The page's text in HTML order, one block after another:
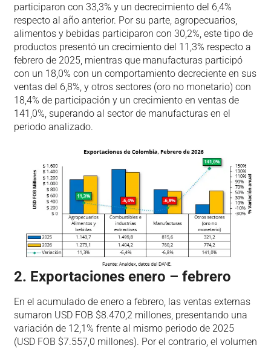
participaron con 33,3% y un decrecimiento del 6,4%
respecto al año anterior. Por su parte, agropecuarios,
alimentos y bebidas participaron con 30,2%, este tipo de
productos presentó un crecimiento del 11,3% respecto a
febrero de 2025, mientras que manufacturas participó
con un 18,0% con un comportamiento decreciente en sus
ventas del 6,8%, y otros sectores (oro no monetario) con
18,4% de participación y un crecimiento en ventas de
141,0%, superando al sector de manufacturas en el
periodo analizado.
2. Exportaciones enero – febrero
En el acumulado de enero a febrero, las ventas externas
sumaron USD FOB $8.470,2 millones, presentando una
variación de 12,1% frente al mismo periodo de 2025
(USD FOB $7.557,0 millones). Por el contrario, el volumen